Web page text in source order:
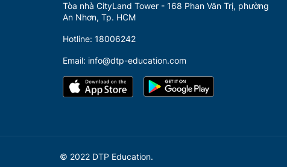
Tòa nhà CityLand Tower - 168 Phan Văn Trị, phường
An Nhơn, Tp. HCM
Hotline: 18006242
Email: info@dtp-education.com
© 2022 DTP Education.